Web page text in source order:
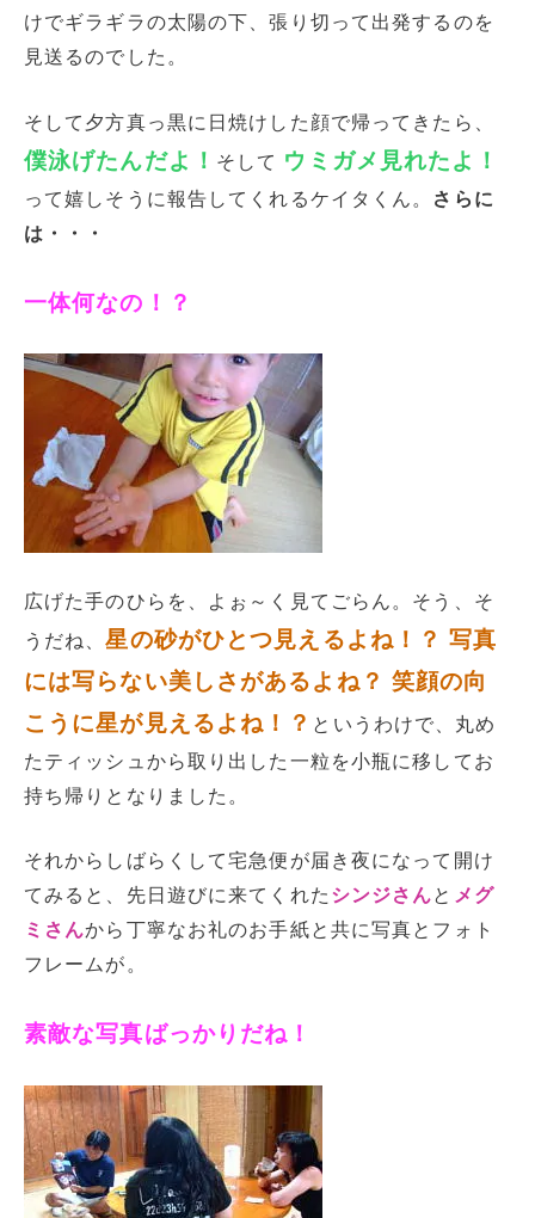
けでギラギラの太陽の下、張り切って出発するのを
見送るのでした。
そして夕方真っ黒に日焼けした顔で帰ってきたら、
僕泳げたんだよ！ そして ウミガメ見れたよ！
って嬉しそうに報告してくれるケイタくん。 さらに
は・・・
一体何なの！？
広げた手のひらを、よぉ～く見てごらん。そう、そ
うだね、星の砂がひとつ見えるよね！？写真
には写らない美しさがあるよね？ 笑顔の向
こうに星が見えるよね！？ というわけで、丸め
たティッシュから取り出した一粒を小瓶に移してお
持ち帰りとなりました。
それからしばらくして宅急便が届き夜になって開け
てみると、先日遊びに来てくれた シンジさんと メグ
ミさんから丁寧なお礼のお手紙と共に写真とフォト
フレームが。
素敵な写真ばっかりだね！